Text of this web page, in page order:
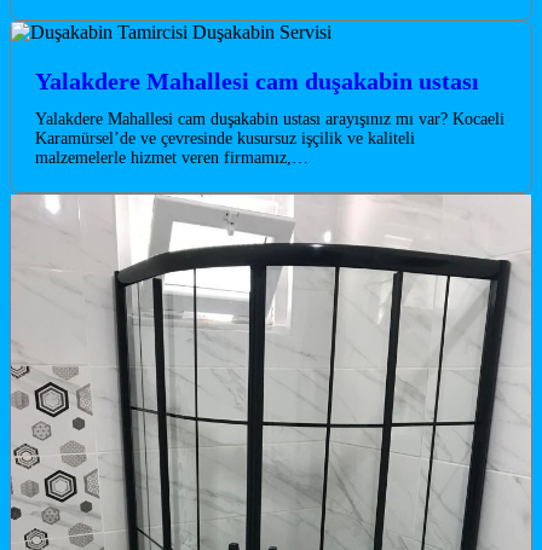
Yalakdere Mahallesi cam duşakabin ustası
Yalakdere Mahallesi cam duşakabin ustası arayışınız mı var? Kocaeli
Karamürsel’de ve çevresinde kusursuz işçilik ve kaliteli
malzemelerle hizmet veren firmamız,…